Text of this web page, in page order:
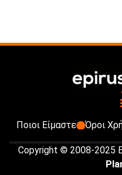
Ποιοι Είμαστε Όροι
Copyright © 2008-2025